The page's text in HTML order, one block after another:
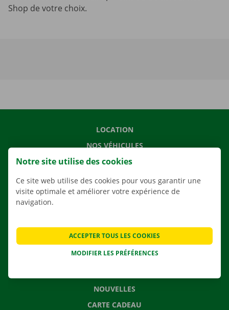
Shop de votre choix.
LOCATION
NOS VÉHICULES
NOS SERVICES
AGENCES
APPLI
CONTACTEZ NOUS
NOUVELLES
CARTE CADEAU
Notre site utilise des cookies
Ce site web utilise des cookies pour vous garantir une
visite optimale et améliorer votre expérience de
navigation.
MODIFIER LES PRÉFÉRENCES
ACCEPTER TOUS LES COOKIES